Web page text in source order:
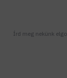
Írd meg nekünk